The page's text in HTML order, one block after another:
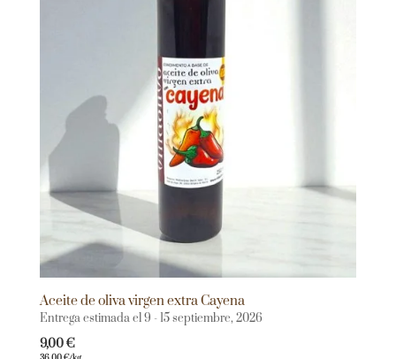
Aceite de oliva virgen extra Cayena
Entrega estimada el 9 - 15 septiembre, 2026
9,00€